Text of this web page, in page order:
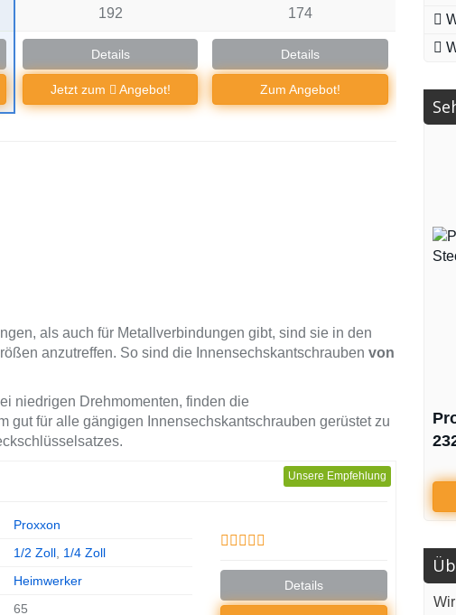
192 174
Details
Jetzt zum Angebot!
Details
Zum Angebot!
als auch für Metallverbindungen gibt, sind sie in den
anzutreffen. So sind die Innensechskantschrauben von
niedrigen Drehmomenten, finden die
gut für alle gängigen Innensechskantschrauben gerüstet zu
Unsere Empfehlung
Details
Proxxon
1/2 Zoll 1/4 Zoll
Heimwerker
65